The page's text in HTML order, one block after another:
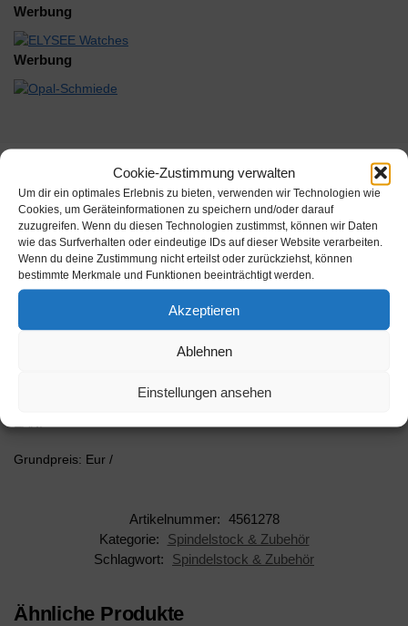
Cookie-Zustimmung verwalten
Um dir ein optimales Erlebnis zu bieten, verwenden wir Technologien wie
Cookies, um Geräteinformationen zu speichern und/oder darauf
zuzugreifen. Wenn du diesen Technologien zustimmst, können wir Daten
wie das Surfverhalten oder eindeutige IDs auf dieser Website verarbeiten.
Wenn du deine Zustimmung nicht erteilst oder zurückziehst, können
bestimmte Merkmale und Funktionen beeinträchtigt werden.
Akzeptieren
Ablehnen
Einstellungen ansehen
Werbung
Werbung
3 Lackscheiben aus Messing zum Auflacken kleiner Werkstücke.
Scheiben-Ø: 7 – 13,5 – 17,5 mm.
&lt;br /&gt;1 Einsatz mit Spannzangenschaft.
Grundpreis: Eur /
Artikelnummer: 4561278
Kategorie:
Spindelstock & Zubehör
Schlagwort:
Spindelstock & Zubehör
Ähnliche Produkte